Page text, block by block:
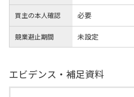
買主の本人確認 必要
競業避止期間 未設定
エビデンス・補足資料